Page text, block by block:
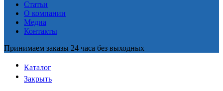
Статьи
О компании
Медиа
Контакты
Принимаем заказы 24 часа без выходных
Каталог
Закрыть